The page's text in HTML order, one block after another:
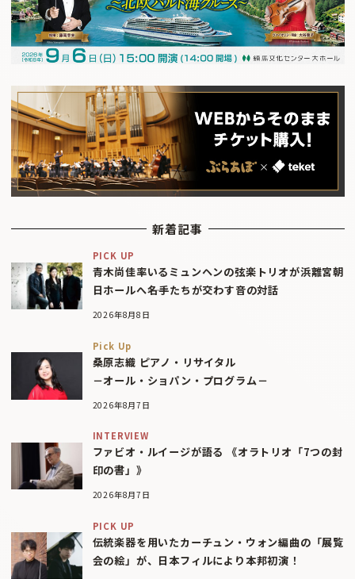
新着記事
PICK UP
青木尚佳率いるミュンヘンの弦楽トリオが浜離宮朝
日ホールへ――名手たちが交わす音の対話
2026年8月8日
Pick Up
桑原志織 ピアノ・リサイタル
－オール・ショパン・プログラム－
2026年8月7日
INTERVIEW
ファビオ・ルイージが語る 《オラトリオ「7つの封
印の書」》
2026年8月7日
PICK UP
伝統楽器を用いたカーチュン・ウォン編曲の「展覧
会の絵」が、日本フィルにより本邦初演！